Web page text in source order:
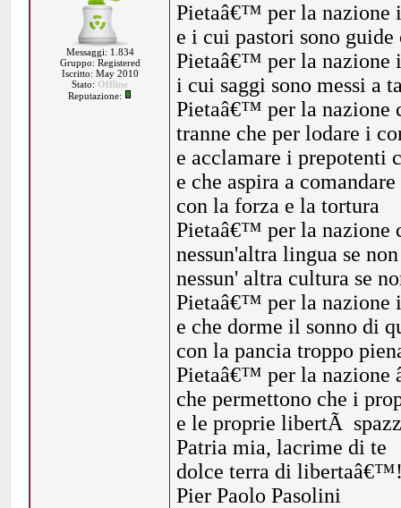
Messaggi: 1.834
Gruppo: Registered
Iscritto: May 2010
Stato: Offline
Reputazione:
Pietaâ€™ per la nazione
e i cui pastori sono
Pietaâ€™ per la nazione
i cui saggi sono messi a
Pietaâ€™ per la nazione
tranne che per lodare i
e acclamare i prepotenti
e che aspira a
con la forza e la tortura
Pietaâ€™ per la nazione
nessun'altra lingua se
nessun' altra cultura se
Pietaâ€™ per la
e che dorme il sonno di
con la pancia troppo
Pietaâ€™ per la
che permettono che i
e le proprie libertÃ
Patria mia, lacrime di te
dolce terra di
Pier Paolo Pasolini